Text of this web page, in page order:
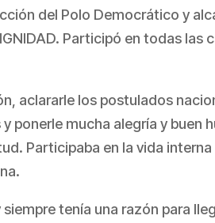
del Polo Democrático y
Participó en todas las
aclararle los postulados
ponerle mucha alegría y buen
Participaba en la vida
tenía una razón para